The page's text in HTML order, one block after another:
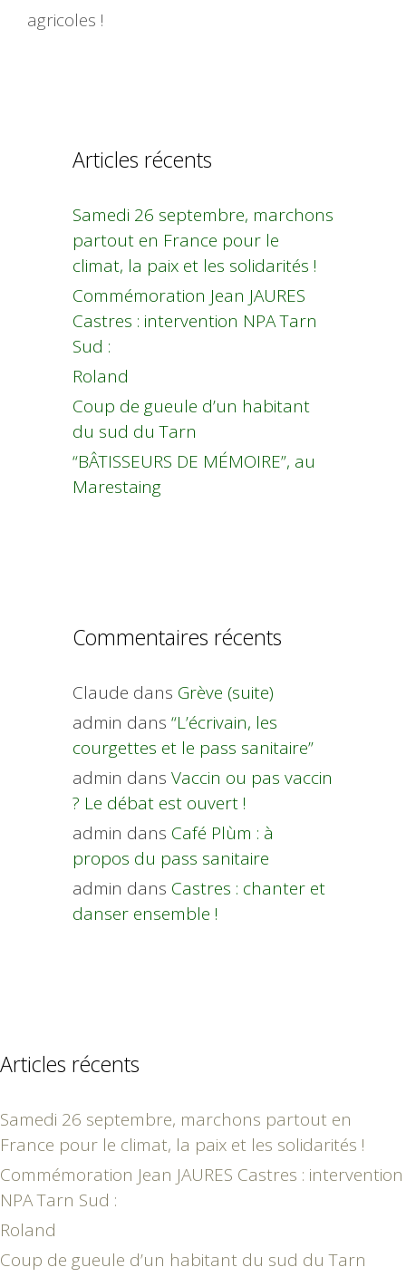
agricoles !
Articles récents
Samedi 26 septembre, marchons
partout en France pour le
climat, la paix et les solidarités !
Commémoration Jean JAURES
Castres : intervention NPA Tarn
Sud :
Roland
Coup de gueule d’un habitant
du sud du Tarn
“BÂTISSEURS DE MÉMOIRE”, au
Marestaing
Commentaires récents
Claude dans Grève (suite)
admin dans “L’écrivain, les
courgettes et le pass sanitaire”
admin dans Vaccin ou pas vaccin
? Le débat est ouvert !
admin dans Café Plùm : à
propos du pass sanitaire
admin dans Castres : chanter et
danser ensemble !
Articles récents
Samedi 26 septembre, marchons partout en
France pour le climat, la paix et les solidarités !
Commémoration Jean JAURES Castres : intervention
NPA Tarn Sud :
Roland
Coup de gueule d’un habitant du sud du Tarn